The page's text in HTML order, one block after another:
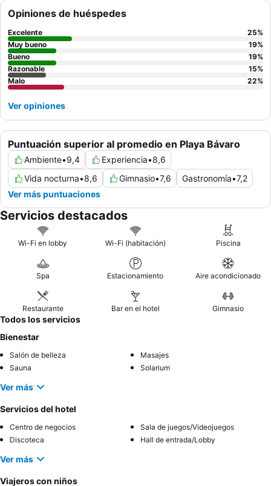
una experiencia más cómoda y moderna, los huéspedes deben
solicitar una habitación reformada
Puntuación superior al promedio en Playa Bávaro
Ambiente•9,4 Experiencia•8,6
Vida nocturna•8,6 Gimnasio•7,6 Gastronomía•7,2
Ver más puntuaciones
Opiniones de huéspedes
Excelente 25%
Muy bueno
19%
Bueno
19%
Razonable
15%
Malo
22%
Ver opiniones
Servicios destacados
Wi-Fi en lobby Wi-Fi (habitación) Piscina
Spa Estacionamiento Aire acondicionado
Restaurante Bar en el hotel Gimnasio
Todos los servicios
Bienestar
Salón de belleza
Masajes
Sauna
Solarium
Ver más
Servicios del hotel
Centro de negocios
Sala de juegos/Videojuegos
Discoteca
Hall de entrada/Lobby
Ver más
Viajeros con niños